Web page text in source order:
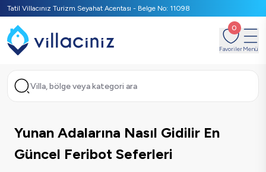
Tatil Villacınız Turizm Seyahat Acentası - Belge No: 11098
0
FavorilerMenü
Villa, bölge veya kategori ara
Yunan Adalarına Nasıl Gidilir En
Güncel Feribot Seferleri